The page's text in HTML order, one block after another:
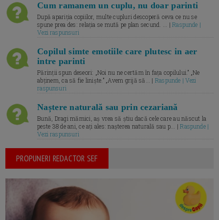
Cum ramanem un cuplu, nu doar parinti
După apariția copiilor, multe cupluri descoperă ceva ce nu se
spune prea des: relația se mută pe plan secund. ... |Raspunde |
Vezi raspunsuri
Copilul simte emotiile care plutesc in aer
intre parinti
Părinții spun deseori: „Noi nu ne certăm în fața copilului.” „Ne
abținem, ca să fie liniște.” „Avem grijă să... | Raspunde | Vezi
raspunsuri
Naștere naturală sau prin cezariană
Bună, Dragi mămici, aș vrea să știu dacă cele care au născut la
peste 38 de ani, ce ați ales: nașterea naturală sau p... |Raspunde |
Vezi raspunsuri
PROPUNERI REDACTOR SEF